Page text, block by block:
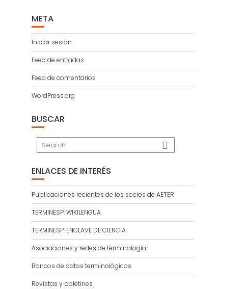
META
Iniciar sesión
Feed de entradas
Feed de comentarios
WordPress.org
BUSCAR
ENLACES DE INTERÉS
Publicaciones recientes de los socios de AETER
TERMINESP: WIKILENGUA
TERMINESP: ENCLAVE DE CIENCIA
Asociaciones y redes de terminología
Bancos de datos terminológicos
Revistas y boletines